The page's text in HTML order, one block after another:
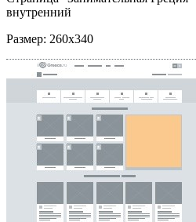
внутренний
Размер: 260x340